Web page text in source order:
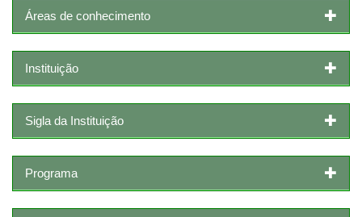
Áreas de conhecimento
Instituição
Sigla da Instituição
Programa